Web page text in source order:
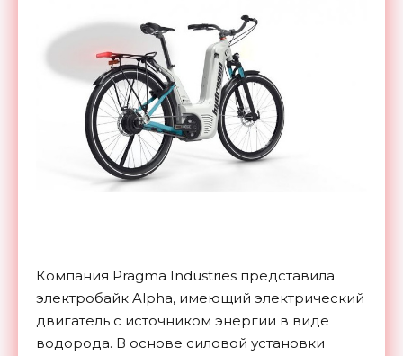
Компания Pragma Industries представила
электробайк Alpha, имеющий электрический
двигатель с источником энергии в виде
водорода. В основе силовой установки